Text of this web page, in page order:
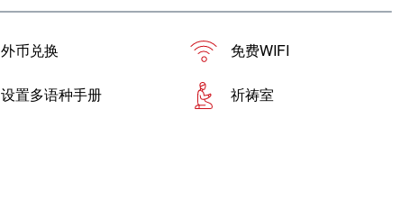
外币兑换 免费WIFI
设置多语种手册 祈祷室